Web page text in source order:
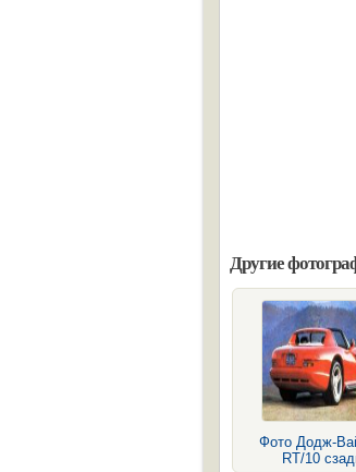
Другие
Фото Додж-
RT/10